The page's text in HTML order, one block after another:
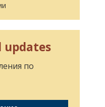
updates
по